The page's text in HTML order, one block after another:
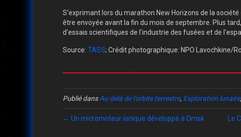
S'exprimant lors du marathon New Horizons de la
être envoyée avant la fin du mois de septembre. Plus
d'essais scientifiques de l'industrie des fusées et de
Source: TASS; Crédit photographique: NPO Lavochkine/
Publié dansAu-delà de l'orbite terrestre, Exploration lunaire,
← Un micromoteur ionique développé à Omsk Le